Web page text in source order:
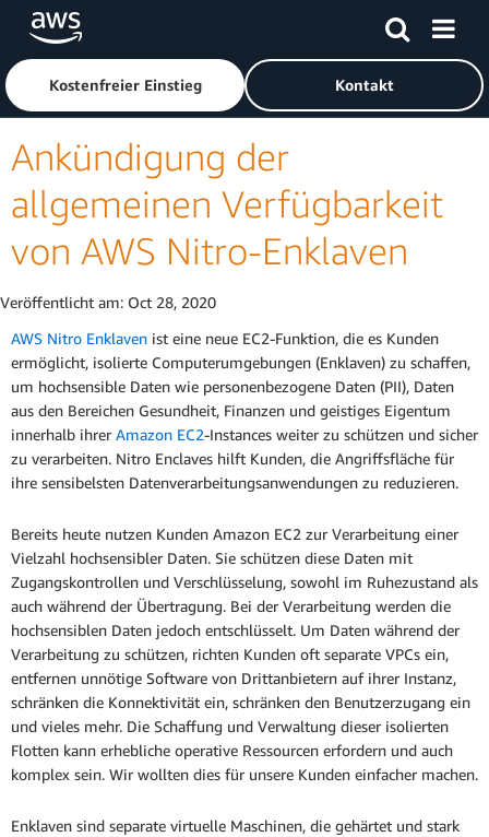
Überspringen zum Hauptinhalt
Klicken Sie hier, um zur Amazon Web Services-Startseite
Kostenfreier Einstieg Kontakt
Ankündigung der
allgemeinen Verfügbarkeit
von AWS Nitro-Enklaven
Veröffentlicht am: Oct 28, 2020
AWS Nitro Enklaven ist eine neue EC2-Funktion, die es Kunden
ermöglicht, isolierte Computerumgebungen (Enklaven) zu schaffen,
um hochsensible Daten wie personenbezogene Daten (PII), Daten
aus den Bereichen Gesundheit, Finanzen und geistiges Eigentum
innerhalb ihrer Amazon EC2-Instances weiter zu schützen und sicher
zu verarbeiten. Nitro Enclaves hilft Kunden, die Angriffsfläche für
ihre sensibelsten Datenverarbeitungsanwendungen zu reduzieren.
Bereits heute nutzen Kunden Amazon EC2 zur Verarbeitung einer
Vielzahl hochsensibler Daten. Sie schützen diese Daten mit
Zugangskontrollen und Verschlüsselung, sowohl im Ruhezustand als
auch während der Übertragung. Bei der Verarbeitung werden die
hochsensiblen Daten jedoch entschlüsselt. Um Daten während der
Verarbeitung zu schützen, richten Kunden oft separate VPCs ein,
entfernen unnötige Software von Drittanbietern auf ihrer Instanz,
schränken die Konnektivität ein, schränken den Benutzerzugang ein
und vieles mehr. Die Schaffung und Verwaltung dieser isolierten
Flotten kann erhebliche operative Ressourcen erfordern und auch
komplex sein. Wir wollten dies für unsere Kunden einfacher machen.
Enklaven sind separate virtuelle Maschinen, die gehärtet und stark